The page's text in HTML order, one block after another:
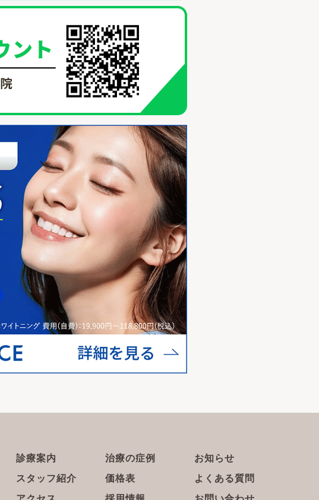
診療案内
スタッフ紹介
治療の症例
価格表
お知らせ
よくある質問